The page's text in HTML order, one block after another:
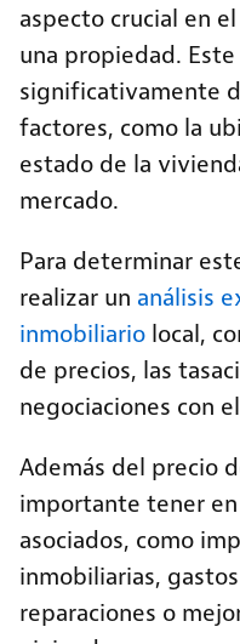
aspecto crucial en
una propiedad.
significativamente
factores, como la
estado de la
mercado.
Para determinar
realizar un análisis
inmobiliario local,
de precios, las
negociaciones con
Además del precio
importante tener
asociados, como
inmobiliarias,
reparaciones o